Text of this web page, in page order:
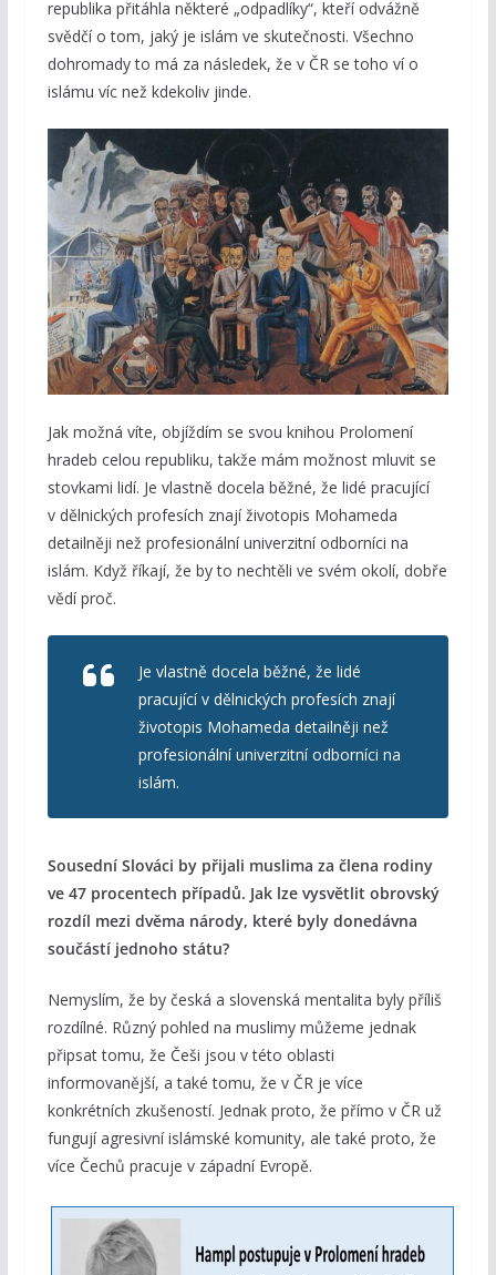
republika přitáhla některé „odpadlíky“, kteří odvážně
svědčí o tom, jaký je islám ve skutečnosti. Všechno
dohromady to má za následek, že v ČR se toho ví o
islámu víc než kdekoliv jinde.
Jak možná víte, objíždím se svou knihou Prolomení
hradeb celou republiku, takže mám možnost mluvit se
stovkami lidí. Je vlastně docela běžné, že lidé pracující
v dělnických profesích znají životopis Mohameda
detailněji než profesionální univerzitní odborníci na
islám. Když říkají, že by to nechtěli ve svém okolí, dobře
vědí proč.
Je vlastně docela běžné, že lidé
pracující v dělnických profesích znají
životopis Mohameda detailněji než
profesionální univerzitní odborníci na
islám.
Sousední Slováci by přijali muslima za člena rodiny
ve 47 procentech případů. Jak lze vysvětlit obrovský
rozdíl mezi dvěma národy, které byly donedávna
součástí jednoho státu?
Nemyslím, že by česká a slovenská mentalita byly příliš
rozdílné. Různý pohled na muslimy můžeme jednak
připsat tomu, že Češi jsou v této oblasti
informovanější, a také tomu, že v ČR je více
konkrétních zkušeností. Jednak proto, že přímo v ČR už
fungují agresivní islámské komunity, ale také proto, že
více Čechů pracuje v západní Evropě.